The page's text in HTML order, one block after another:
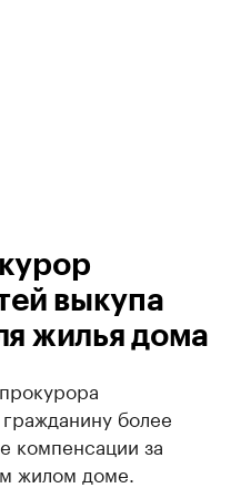
выкупа
жилья дома
более
компенсации за
жилом доме.